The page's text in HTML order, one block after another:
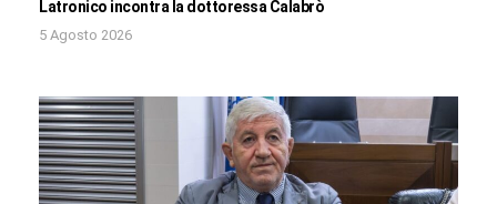
Latronico incontra la dottoressa Calabrò
5 Agosto 2026